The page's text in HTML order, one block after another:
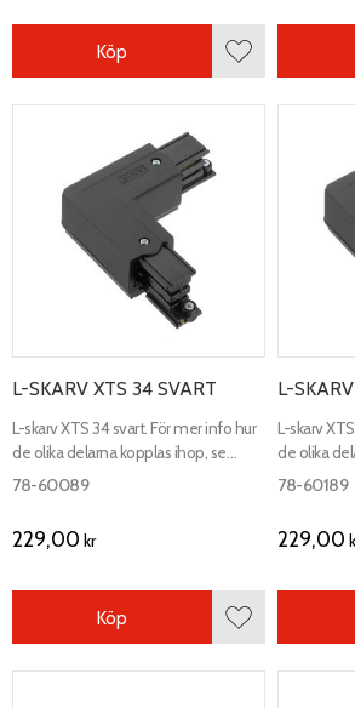
Lägg till i
Köp
L-SKARV XTS 34 SVART
L-skarv XTS 34 svart. För mer info hur
de olika delarna kopplas ihop, se
kopplingsschema.
78-60089
229,00 kr
Lägg till i
Köp
L-
L-skarv
de olika
78-60189
229,00